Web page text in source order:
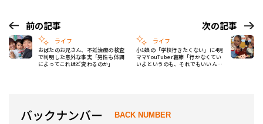
前の記事
ライフ
おばたのお兄さん、不妊治療の検査
で判明した意外な事実「男性も体調
によってこれほど変わるのか」
次の記事
ライフ
小1娘の「学校行きたくない」に4児
ママYouTuber葛藤「行かなくてい
いよというのも、それでもいいんだ
バックナンバー BACK NUMBER